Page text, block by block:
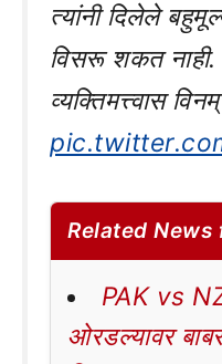
त्यांनी दिलेले
विसरू शकत नाही.
व्यक्तिमत्त्वास
Related News
PAK vs
ओरडल्यावर